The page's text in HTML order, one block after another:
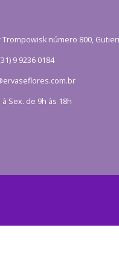
Trompowisk número 800,
9 9236 0184
à Sex. de 9h às 18h